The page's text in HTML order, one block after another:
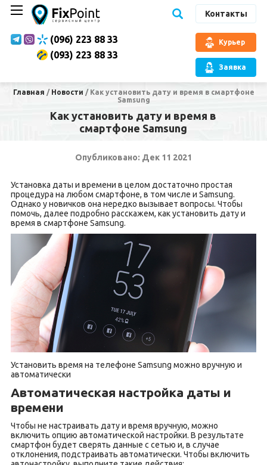
Контакты
(096) 223 88 33
(093) 223 88 33
Курьер
Заявка
Главная / Новости / Как установить дату и время в смартфоне
Samsung
Как установить дату и время в
смартфоне Samsung
Опубликовано: Дек 11 2021
Установка даты и времени в целом достаточно простая
процедура на любом смартфоне, в том числе и Samsung.
Однако у новичков она нередко вызывает вопросы. Чтобы
помочь, далее подробно расскажем, как установить дату и
время в смартфоне Samsung.
Установить время на телефоне Samsung можно вручную и
автоматически
Автоматическая настройка даты и
времени
Чтобы не настраивать дату и время вручную, можно
включить опцию автоматической настройки. В результате
смартфон будет сверять данные с сетью и, в случае
отклонения, подстраивать автоматически. Чтобы включить